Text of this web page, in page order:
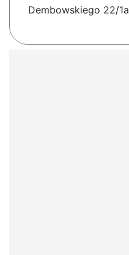
Dembowskiego 22/1a